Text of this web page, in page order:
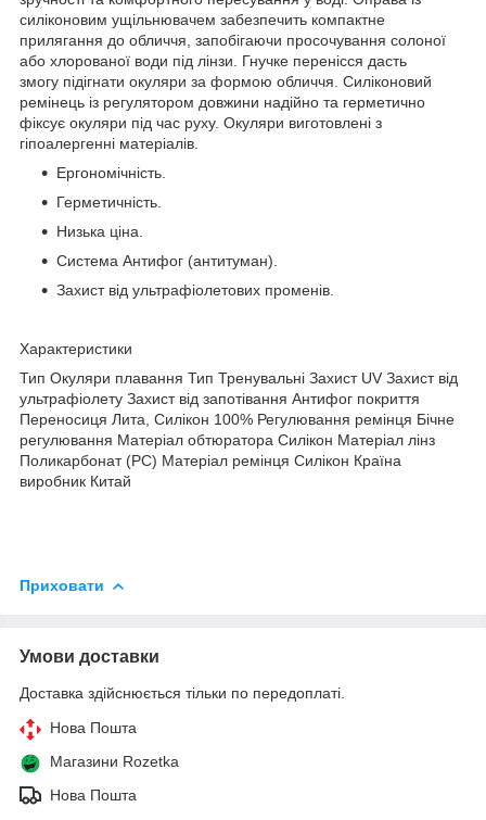
силіконовим ущільнювачем забезпечить компактне
прилягання до обличчя, запобігаючи просочування солоної
або хлорованої води під лінзи. Гнучке перенісся дасть
змогу підігнати окуляри за формою обличчя. Силіконовий
ремінець із регулятором довжини надійно та герметично
фіксує окуляри під час руху. Окуляри виготовлені з
гіпоалергенні матеріалів.
Ергономічність.
Герметичність.
Низька ціна.
Система Антифог (антитуман).
Захист від ультрафіолетових променів.
Характеристики
Тип Окуляри плавання Тип Тренувальні Захист UV Захист від
ультрафіолету Захист від запотівання Антифог покриття
Переносиця Лита, Силікон 100% Регулювання ремінця Бічне
регулювання Матеріал обтюратора Силікон Матеріал лінз
Поликарбонат (PC) Матеріал ремінця Силікон Країна
виробник Китай
Приховати
Умови доставки
Доставка здійснюється тільки по передоплаті.
Нова Пошта
Магазини Rozetka
Нова Пошта